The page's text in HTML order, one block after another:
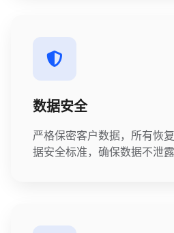
数据安全
严格保密客户数据，所有恢
据安全标准，确保数据不泄露